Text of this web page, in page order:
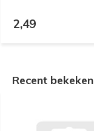
2,49
Recent bekeken